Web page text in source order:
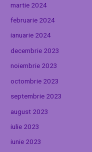
martie 2024
februarie 2024
ianuarie 2024
decembrie 2023
noiembrie 2023
octombrie 2023
septembrie 2023
august 2023
iulie 2023
iunie 2023